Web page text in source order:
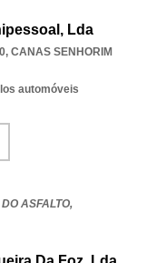
Lda
, CANAS SENHORIM
automóveis
ASFALTO,